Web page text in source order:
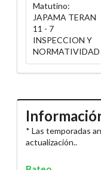
Matutino:
JAPAMA TERAN
11 - 7
INSPECCION Y
NORMATIVIDAD
* Las temporadas
actualización..